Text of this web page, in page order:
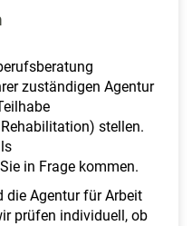
zuständigen Agentur
stellen.
in Frage kommen.
die Agentur für Arbeit
prüfen individuell, ob